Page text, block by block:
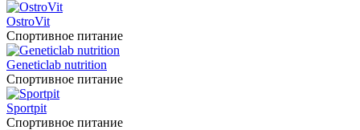
OstroVit
Спортивное питание
Geneticlab nutrition
Спортивное питание
Sportpit
Спортивное питание